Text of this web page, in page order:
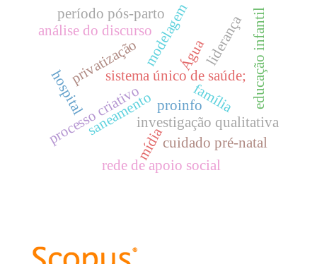
investigação qualitativa
saneamento
sistema único de saúde; educação infantil
processo criativo
modelagem
privatização Água
análise do discurso
mídia
proinfo
rede de apoio social
liderança
hospital família
cuidado pré-natal
período pós-parto